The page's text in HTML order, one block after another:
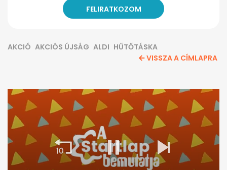
AKCIÓ AKCIÓS ÚJSÁG ALDI HŰTŐTÁSKA
VISSZA A CÍMLAPRA